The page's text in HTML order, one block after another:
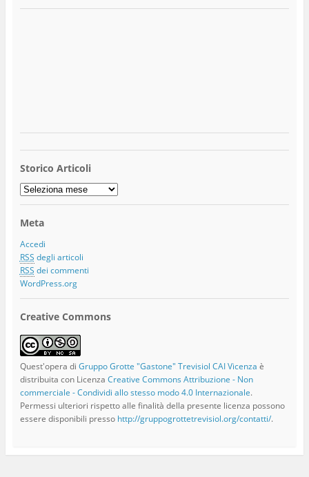
Storico Articoli
Storico
Articoli
Meta
Accedi
RSS degli articoli
RSS dei commenti
WordPress.org
Creative Commons
Quest'opera di Gruppo Grotte "Gastone" Trevisiol CAI Vicenza è
distribuita con Licenza Creative Commons Attribuzione - Non
commerciale - Condividi allo stesso modo 4.0 Internazionale.
Permessi ulteriori rispetto alle finalità della presente licenza possono
essere disponibili presso http://gruppogrottetrevisiol.org/contatti/.